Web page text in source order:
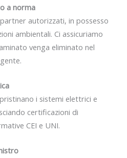
a norma
autorizzati, in possesso
ambientali. Ci assicuriamo
venga eliminato nel
i sistemi elettrici e
certificazioni di
CEI e UNI.